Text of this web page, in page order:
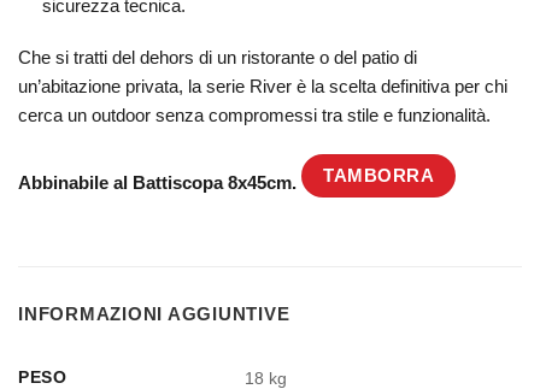
sicurezza tecnica.
Che si tratti del dehors di un ristorante o del patio di
un’abitazione privata, la serie River è la scelta definitiva per chi
cerca un outdoor senza compromessi tra stile e funzionalità.
Abbinabile al Battiscopa 8x45cm. TAMBORRA
INFORMAZIONI AGGIUNTIVE
PESO 18 kg